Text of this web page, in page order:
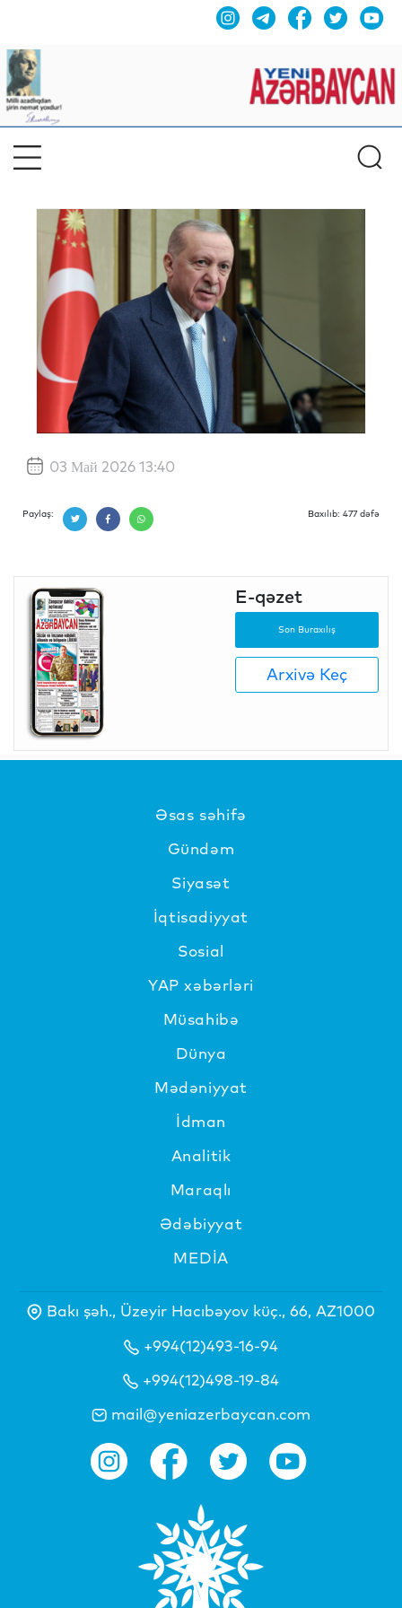
03 Май 2026 13:40
Paylaş: Baxılıb: 477 dəfə
E-qəzet
Son Buraxılış
Arxivə Keç
Əsas səhifə
Gündəm
Siyasət
İqtisadiyyat
Sosial
YAP xəbərləri
Müsahibə
Dünya
Mədəniyyat
İdman
Analitik
Maraqlı
Ədəbiyyat
MEDİA
Bakı şəh., Üzeyir Hacıbəyov küç., 66, AZ1000
+994(12)493-16-94
+994(12)498-19-84
mail@yeniazerbaycan.com